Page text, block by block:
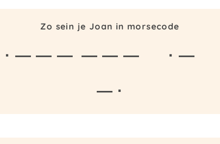
Zo sein je Joan in morsecode
· — — — — — —
· —
— ·